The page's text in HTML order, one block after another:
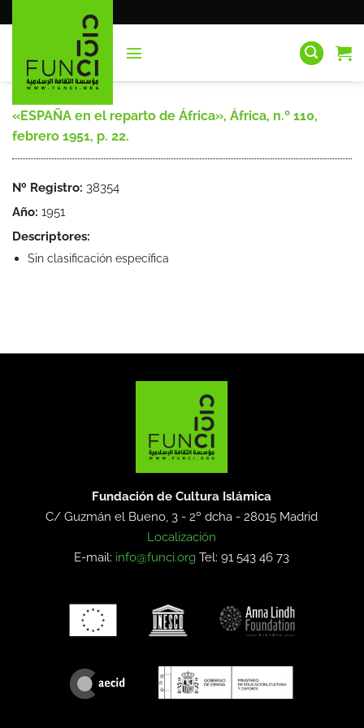
al
«ESPAÑA en el reparto de África», África, n.º 110,
febrero 1951, p. 22.
Nº Registro: 38354
Año: 1951
Descriptores:
Sin clasificación específica
Fundación de Cultura Islámica
C/ Guzmán el Bueno, 3 - 2º dcha -28015 Madrid
Localización
E-mail: info@funci.org Tel: 91 543 46 73